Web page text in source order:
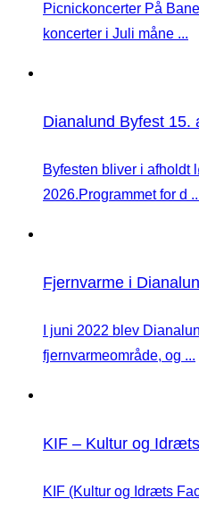
Picnickoncerter På
koncerter i Juli måne ...
Dianalund Byfest 15.
Byfesten bliver i afholdt
2026.Programmet for d
Fjernvarme i
I juni 2022 blev
fjernvarmeområde, og ...
KIF – Kultur og
KIF (Kultur og Idræts